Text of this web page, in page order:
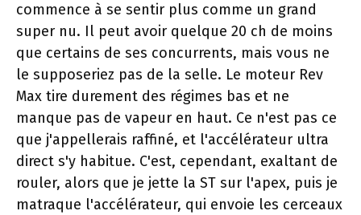
commence à se sentir plus comme un grand
super nu. Il peut avoir quelque 20 ch de moins
que certains de ses concurrents, mais vous ne
le supposeriez pas de la selle. Le moteur Rev
Max tire durement des régimes bas et ne
manque pas de vapeur en haut. Ce n'est pas ce
que j'appellerais raffiné, et l'accélérateur ultra
direct s'y habitue. C'est, cependant, exaltant de
rouler, alors que je jette la ST sur l'apex, puis je
matraque l'accélérateur, qui envoie les cerceaux